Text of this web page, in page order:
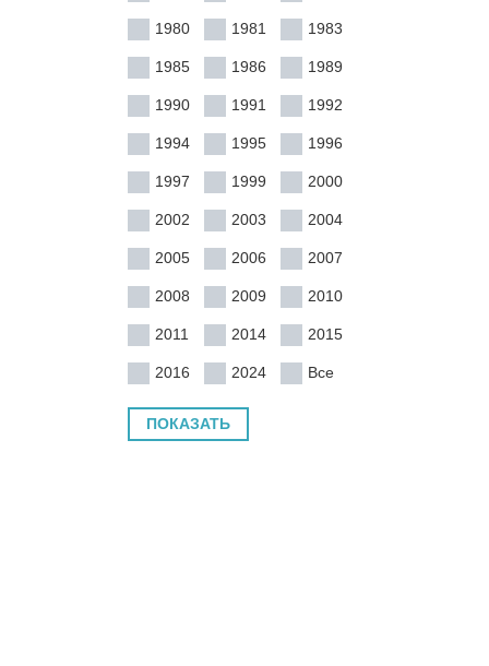
1980 1981 1983
1985 1986 1989
1990 1991 1992
1994 1995 1996
1997 1999 2000
2002 2003 2004
2005 2006 2007
2008 2009 2010
2011 2014 2015
2016 2024 Все